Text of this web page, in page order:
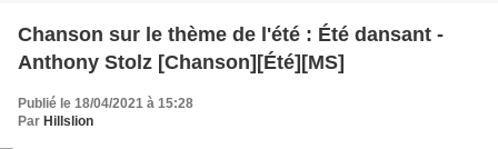
Chanson sur le thème de l'été : Été dansant -
Anthony Stolz [Chanson][Été][MS]
Publié le 18/04/2021 à 15:28
Par Hillslion